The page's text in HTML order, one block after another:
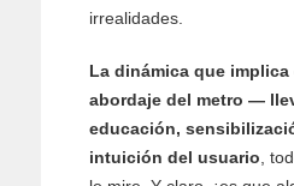
irrealidades.
La dinámica que
abordaje del metro —
educación,
intuición del usuario ,